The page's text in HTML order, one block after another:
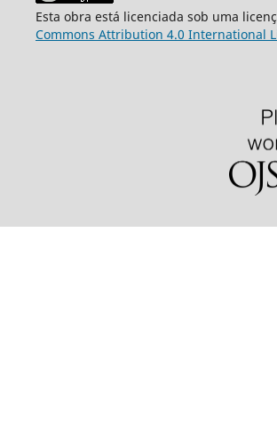
Esta obra está licenciada sob uma
Commons Attribution 4.0 International